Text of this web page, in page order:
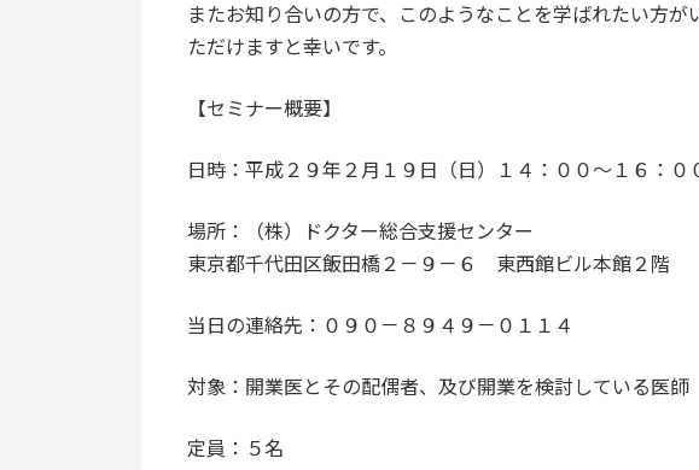
またお知り合いの方で、このようなことを学ばれたい方
ただけますと幸いです。
【セミナー概要】
日時：平成２９年２月１９日（日）１４：００～１６：０
場所：（株）ドクター総合支援センター
東京都千代田区飯田橋２－９－６ 東西館ビル本館２階
当日の連絡先：０９０－８９４９－０１１４
対象：開業医とその配偶者、及び開業を検討している医師
定員：５名